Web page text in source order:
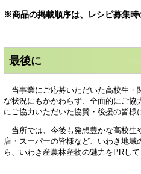
※商品の掲載順序は、レシピ募集時
最後に
当事業にご応募いただいた高校生・
な状況にもかかわらず、全面的にご
にご協力いただいた協賛・後援の皆様
当所では、今後も発想豊かな高校生
店・スーパーの皆様など、いわき地
ら、いわき産農林産物の魅力をPRして